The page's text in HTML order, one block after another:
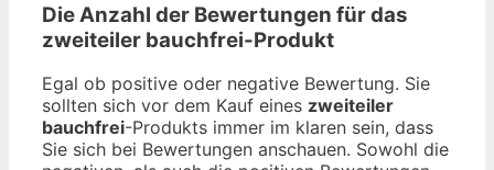
Die Anzahl der Bewertungen für das
zweiteiler bauchfrei-Produkt
Egal ob positive oder negative Bewertung. Sie
sollten sich vor dem Kauf eines zweiteiler
bauchfrei-Produkts immer im klaren sein, dass
Sie sich bei Bewertungen anschauen. Sowohl die